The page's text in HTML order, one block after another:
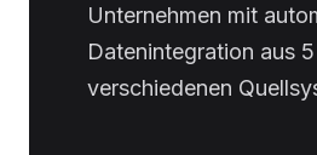
Unternehmen mit
Datenintegration aus 5
verschiedenen